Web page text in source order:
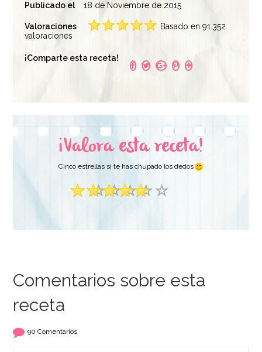
Publicado el 18 de Noviembre de 2015
Valoraciones
Basado en 91.352
valoraciones
¡Comparte esta receta!
¡Valora esta receta!
Cinco estrellas si te has chupado los dedos
Comentarios sobre esta
receta
90 Comentarios